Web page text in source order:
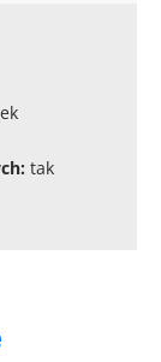
tak